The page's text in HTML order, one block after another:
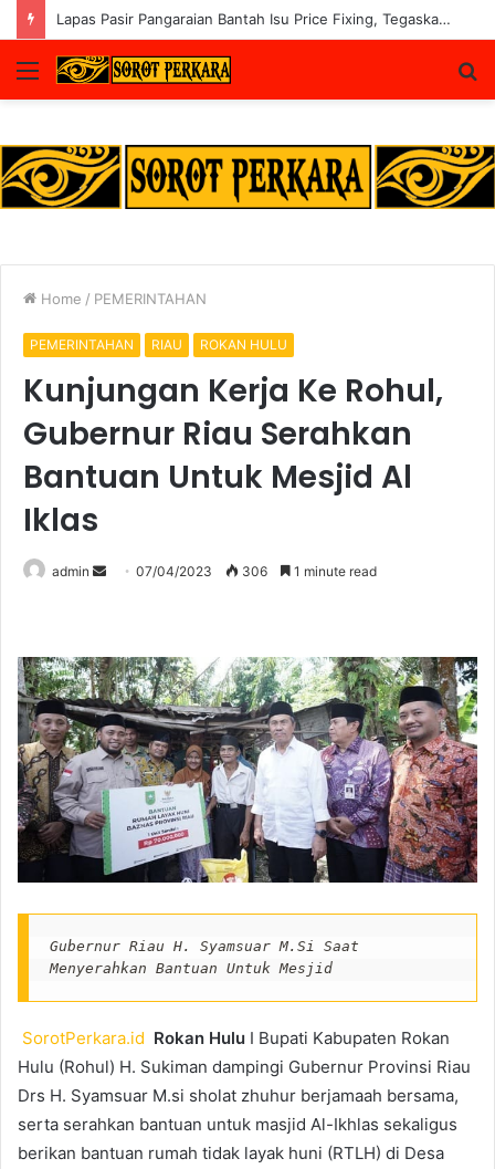
Lapas Pasir Pangaraian Bantah Isu Price Fixing, Tegaskan Semua Layanan Gratis
Menu
Home / PEMERINTAHAN
PEMERINTAHAN RIAU ROKAN HULU
Kunjungan Kerja Ke Rohul,
Gubernur Riau Serahkan
Bantuan Untuk Mesjid Al
Iklas
admin
Send07/04/2023 306 1 minute read
Gubernur Riau H. Syamsuar M.Si Saat
Menyerahkan Bantuan Untuk Mesjid
SorotPerkara.id Rokan HuluI Bupati Kabupaten Rokan
Hulu (Rohul) H. Sukiman dampingi Gubernur Provinsi Riau
Drs H. Syamsuar M.si sholat zhuhur berjamaah bersama,
serta serahkan bantuan untuk masjid Al-Ikhlas sekaligus
berikan bantuan rumah tidak layak huni (RTLH) di Desa